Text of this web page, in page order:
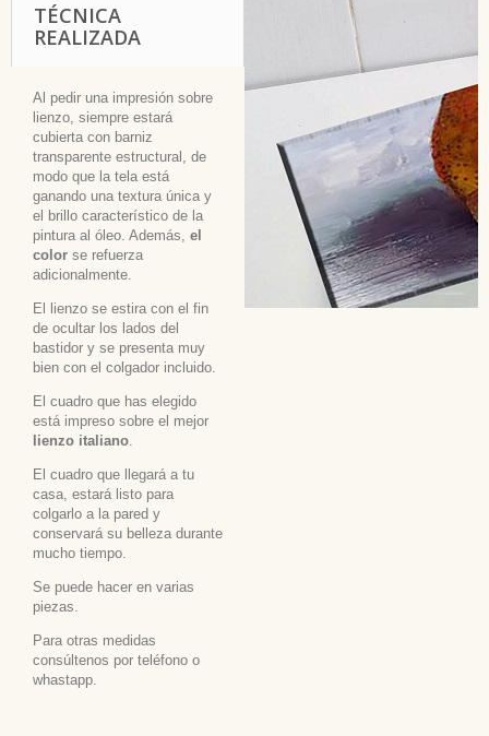
TÉCNICA
REALIZADA
Al pedir una impresión sobre
lienzo, siempre estará
cubierta con barniz
transparente estructural, de
modo que la tela está
ganando una textura única y
el brillo característico de la
pintura al óleo. Además, el
color se refuerza
adicionalmente.
El lienzo se estira con el fin
de ocultar los lados del
bastidor y se presenta muy
bien con el colgador incluido.
El cuadro que has elegido
está impreso sobre el mejor
lienzo italiano
El cuadro que llegará a tu
casa, estará listo para
colgarlo a la pared y
conservará su belleza durante
mucho tiempo.
Se puede hacer en varias
piezas.
Para otras medidas
consúltenos por teléfono o
whastapp.